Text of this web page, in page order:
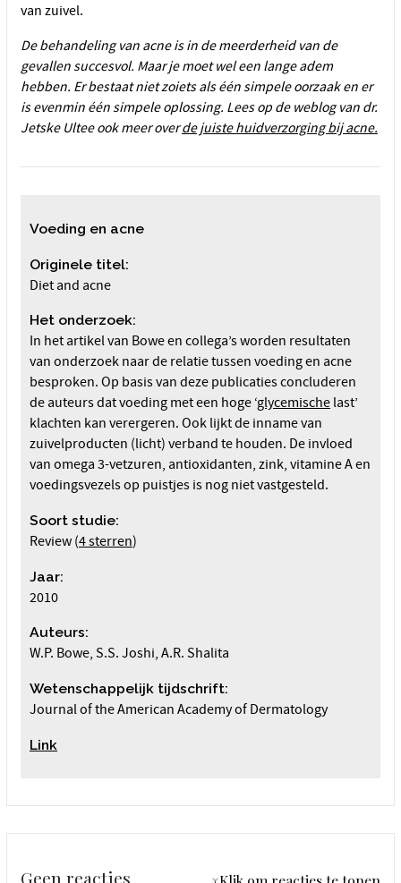
van zuivel.
De behandeling van acne is in de meerderheid van de
gevallen succesvol. Maar je moet wel een lange adem
hebben. Er bestaat niet zoiets als één simpele oorzaak en er
is evenmin één simpele oplossing. Lees op de weblog van dr.
Jetske Ultee ook meer overde juiste huidverzorging bij acne.
Voeding en acne
Originele titel:
Diet and acne
Het onderzoek:
In het artikel van Bowe en collega’s worden resultaten
van onderzoek naar de relatie tussen voeding en acne
besproken. Op basis van deze publicaties concluderen
de auteurs dat voeding met een hoge ‘glycemische last’
klachten kan verergeren. Ook lijkt de inname van
zuivelproducten (licht) verband te houden. De invloed
van omega 3-vetzuren, antioxidanten, zink, vitamine A en
voedingsvezels op puistjes is nog niet vastgesteld.
Soort studie:
Review (4 sterren)
Jaar:
2010
Auteurs:
W.P. Bowe, S.S. Joshi, A.R. Shalita
Wetenschappelijk tijdschrift:
Journal of the American Academy of Dermatology
Link
Geen reacties